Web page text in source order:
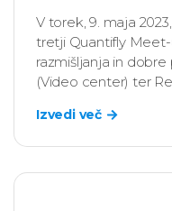
V torek, 9. maja
tretji Quantifly
razmišljanja in
(Video center) ter
Izvedi več